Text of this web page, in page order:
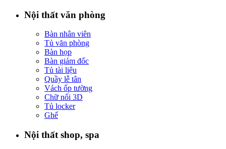
Nội thất văn phòng
Bàn nhân viên
Tủ văn phòng
Bàn họp
Bàn giám đốc
Tủ tài liệu
Quầy lễ tân
Vách ốp tường
Chữ nổi 3D
Tủ locker
Ghế
Nội thất shop, spa